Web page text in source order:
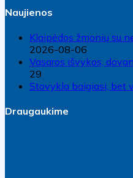
Naujienos
Klaipėdos žmonių su
2026-08-06
Vasaros išvykos,
29
Stovykla baigiasi, bet
Draugaukime